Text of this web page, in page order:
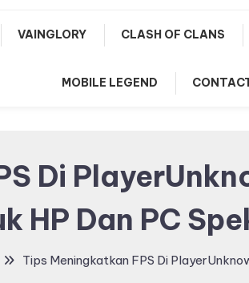
VAINGLORY CLASH OF CLANS
MOBILE LEGEND
Di
HP Dan PC
Tips Meningkatkan FPS Di